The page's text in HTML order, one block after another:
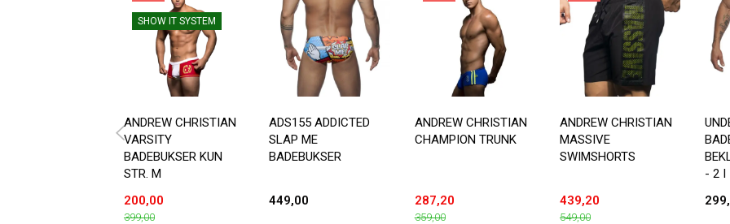
SHOW IT SYSTEM
ANDREW CHRISTIAN
VARSITY
BADEBUKSER KUN
STR. M
200,00
399,00
ADS155 ADDICTED
SLAP ME
BADEBUKSER
449,00
ANDREW CHRISTIAN
CHAMPION TRUNK
287,20
359,00
ANDREW CHRISTIAN
MASSIVE
SWIMSHORTS
439,20
549,00
- 2 I